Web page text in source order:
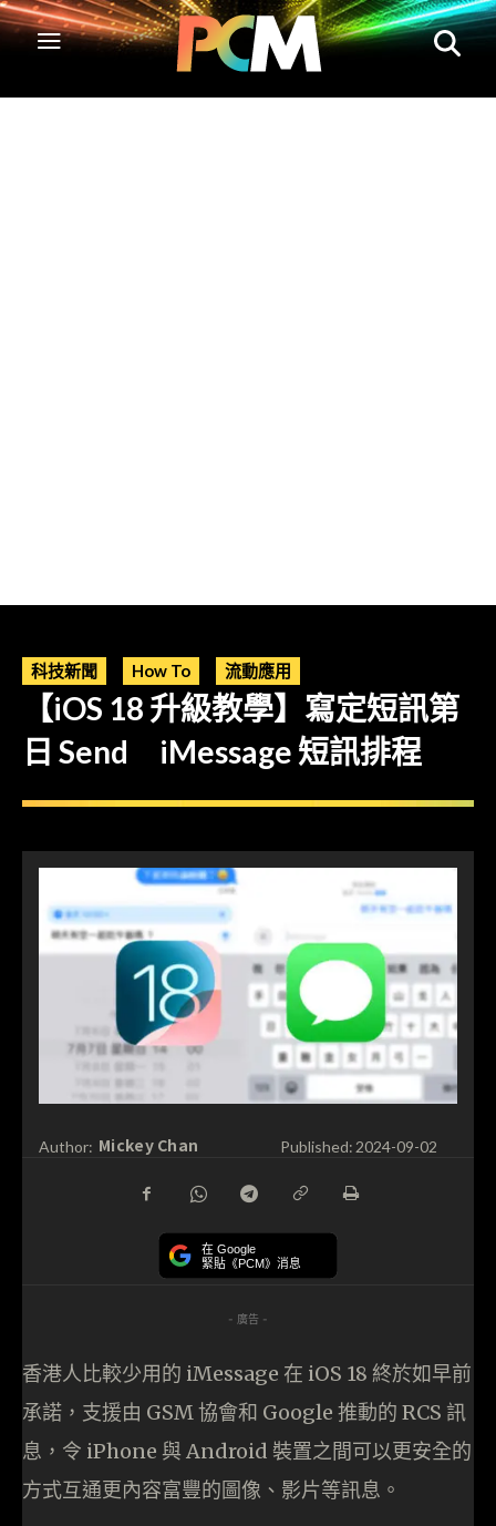
科技新聞 How To 流動應用
【iOS 18 升級教學】寫定短訊第
日 Send iMessage 短訊排程
Author: Mickey Chan Published: 2024-09-02
在 Google
緊貼《PCM》消息
- 廣告 -
香港人比較少用的 iMessage 在 iOS 18 終於如早前
承諾，支援由 GSM 協會和 Google 推動的 RCS 訊
息，令 iPhone 與 Android 裝置之間可以更安全的
方式互通更內容富豐的圖像、影片等訊息。